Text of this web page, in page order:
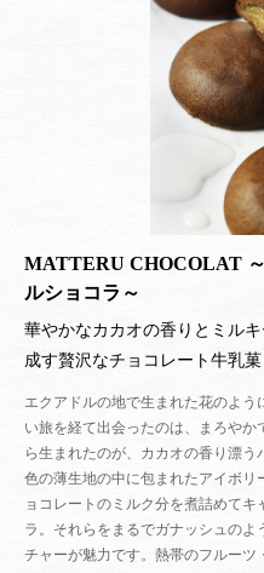
菓子作りの技術やそのスピリット
われわれ日本人が育んで来た文化、
そこに秘められた深い意味、美意識…
私たちがいつも無意識に行動して
守らねばならない事、大切にしなけ
そのすべての想いを「MATTERU」
日本人だからこそ作れる、フラン
それは、エスコヤマのパティスリ
また、「未来製作所」の中だけでも
新しいステージを用意すべき時が来
「小山菓子店」は、自分が日本人で
自分自身のルーツにある伝統と文化
もっと深く探求し、それを継承して
「小山菓子店」のために選んだ場所
京都の町屋の格子戸をイメージし
木々の根元には、庭石、青々と絨毯
MATTERU CHOCOLAT
ルショコラ～
華やかなカカオの香りとミル
成す贅沢なチョコレート牛乳菓
エクアドルの地で生まれた花のよ
い旅を経て出会ったのは、まろや
ら生まれたのが、カカオの香り漂
色の薄生地の中に包まれたアイボ
ョコレートのミルク分を煮詰めて
ラ。それらをまるでガナッシュの
チャーが魅力です。熱帯のフルーツ